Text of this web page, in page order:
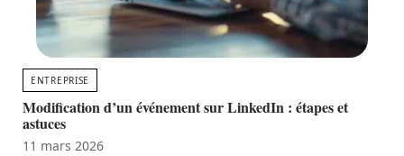
ENTREPRISE
Modification d’un événement sur LinkedIn : étapes et
astuces
11 mars 2026